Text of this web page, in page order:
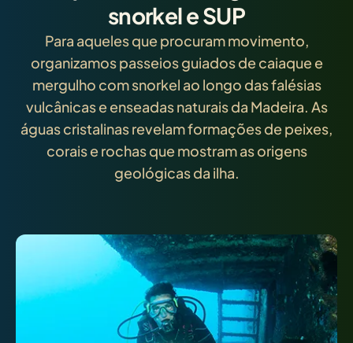
snorkel e SUP
Para aqueles que procuram movimento,
organizamos passeios guiados de caiaque e
mergulho com snorkel ao longo das falésias
vulcânicas e enseadas naturais da Madeira. As
águas cristalinas revelam formações de peixes,
corais e rochas que mostram as origens
geológicas da ilha.